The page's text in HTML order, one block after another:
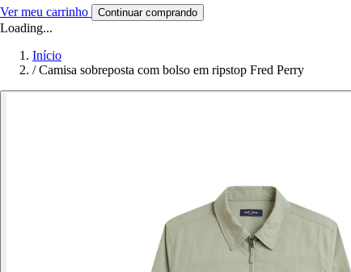
Ver meu carrinho Continuar comprando
Loading...
Início
/ Camisa sobreposta com bolso em ripstop Fred Perry